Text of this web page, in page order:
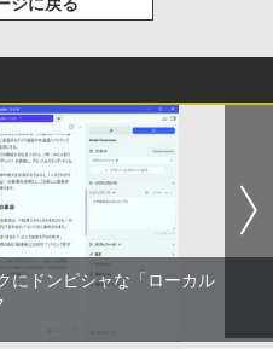
ジに戻る
にドンピシャな「ローカル